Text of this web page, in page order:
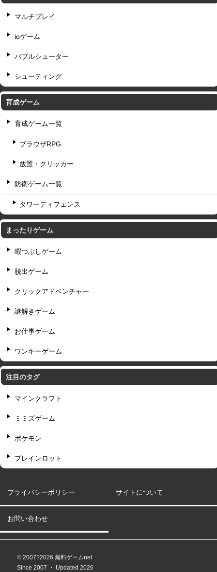
マルチプレイ
ioゲーム
バブルシューター
シューティング
育成ゲーム
育成ゲーム一覧
ブラウザRPG
放置・クリッカー
防衛ゲーム一覧
タワーディフェンス
まったりゲーム
暇つぶしゲーム
脱出ゲーム
クリックアドベンチャー
謎解きゲーム
お仕事ゲーム
ワンキーゲーム
注目のタグ
マインクラフト
ミミズゲーム
ポケモン
ブレインロット
プライバシーポリシー サイトについて
お問い合わせ
© 2007?2026 無料ゲームnet
Since 2007 ・ Updated 2026